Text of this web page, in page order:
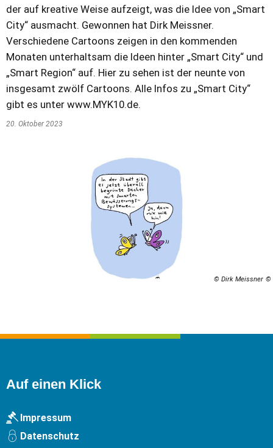
der auf kreative Weise aufzeigt, was die Idee von „Smart
City“ ausmacht. Gewonnen hat Dirk Meissner.
Verschiedene Cartoons zeigen in den kommenden
Monaten unterhaltsam die Ideen hinter „Smart City“ und
„Smart Region“ auf. Hier zu sehen ist der neunte von
insgesamt zwölf Cartoons. Alle Infos zu „Smart City“
gibt es unter www.MYK10.de.
20. Oktober 2023
© Dirk Meissner
Auf einen Klick
Impressum
Datenschutz